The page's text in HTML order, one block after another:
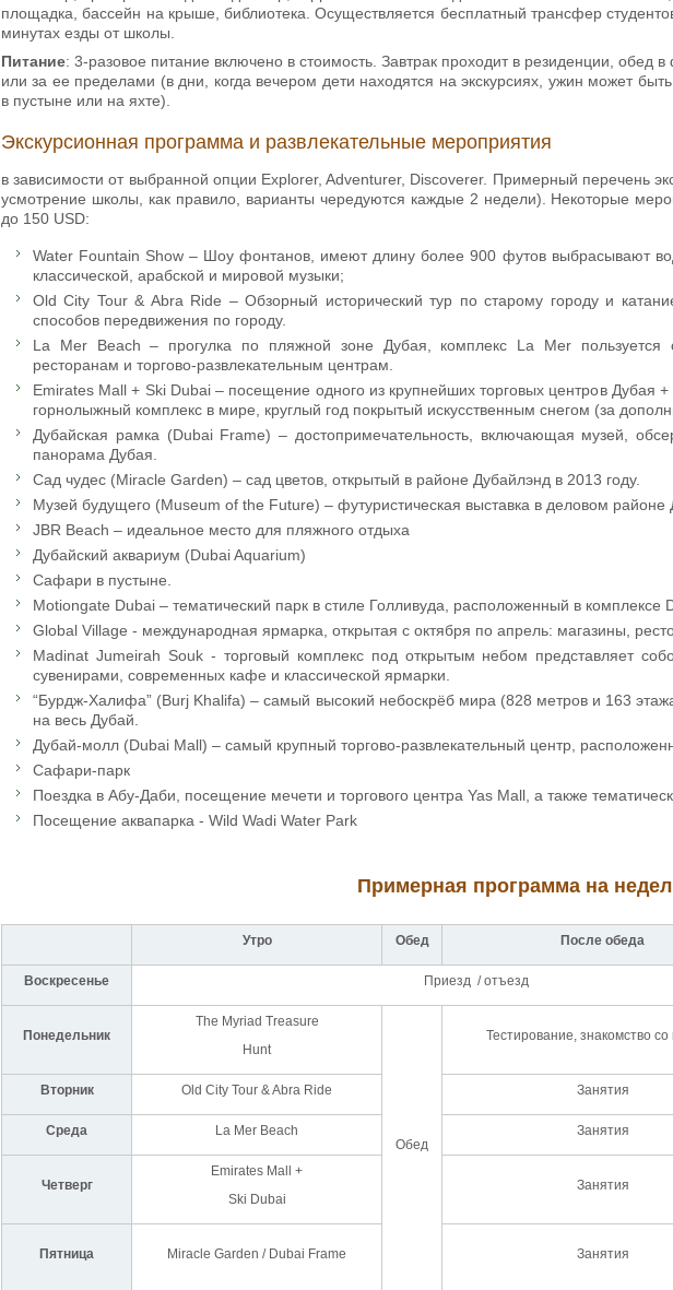
площадка, бассейн на крыше, библиотека. Осуществляется бесплатный трансфер
минутах езды от школы.
Питание: 3-разовое питание включено в стоимость. Завтрак проходит в резиденции, обед
или за ее пределами (в дни, когда вечером дети находятся на экскурсиях, ужин может
в пустыне или на яхте).
Экскурсионная программа и развлекательные мероприятия
в зависимости от выбранной опции Explorer, Adventurer, Discoverer. Примерный перечень
усмотрение школы, как правило, варианты чередуются каждые 2 недели). Некоторые
до 150 USD:
Water Fountain Show – Шоу фонтанов, имеют длину более 900 футов выбрасывают
классической, арабской и мировой музыки;
Old City Tour & Abra Ride – Обзорный исторический тур по старому городу и
способов передвижения по городу.
La Mer Beach – прогулка по пляжной зоне Дубая, комплекс La Mer пользуется
ресторанам и торгово-развлекательным центрам.
Emirates Mall + Ski Dubai – посещение одного из крупнейших торговых центров Дубая
горнолыжный комплекс в мире, круглый год покрытый искусственным снегом (за
Дубайская рамка (Dubai Frame) – достопримечательность, включающая музей,
панорама Дубая.
Сад чудес (Miracle Garden) – сад цветов, открытый в районе Дубайлэнд в 2013 году.
Музей будущего (Museum of the Future) – футуристическая выставка в деловом районе
JBR Beach – идеальное место для пляжного отдыха
Дубайский аквариум (Dubai Aquarium)
Сафари в пустыне.
Motiongate Dubai – тематический парк в стиле Голливуда, расположенный в комплексе
Global Village - международная ярмарка, открытая с октября по апрель: магазины,
Madinat Jumeirah Souk - торговый комплекс под открытым небом представляет
сувенирами, современных кафе и классической ярмарки.
“Бурдж-Халифа” (Burj Khalifa) – самый высокий небоскрёб мира (828 метров и 163
на весь Дубай.
Дубай-молл (Dubai Mall) – самый крупный торгово-развлекательный центр,
Сафари-парк
Поездка в Абу-Даби, посещение мечети и торгового центра Yas Mall, а также
Посещение аквапарка - Wild Wadi Water Park
Примерная программа на
Утро Обед После обеда
Воскресенье Приезд / отъезд
Понедельник
The Myriad Treasure
Hunt
Обед
Тестирование, знакомство
Вторник Old City Tour & Abra Ride Занятия
Среда La Mer Beach Занятия
Четверг
Emirates Mall +
Ski Dubai
Занятия
Пятница Miracle Garden / Dubai Frame Занятия